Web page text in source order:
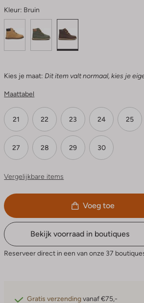
Kleur: Bruin
Kies je maat: Dit item valt normaal, kies je
Maattabel
21 22 23 24 25
27 28 29 30
Vergelijkbare items
Voeg toe
Bekijk voorraad in boutiques
Reserveer direct in een van onze 37
Gratis verzendingvanaf €75,-